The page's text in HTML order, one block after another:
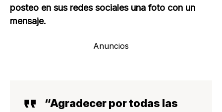
posteo en sus redes sociales una foto con un
mensaje.
Anuncios
“Agradecer por todas las